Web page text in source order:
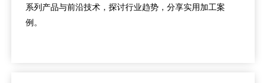
系列产品与前沿技术，探讨行业趋势，分享实用加工案
例。